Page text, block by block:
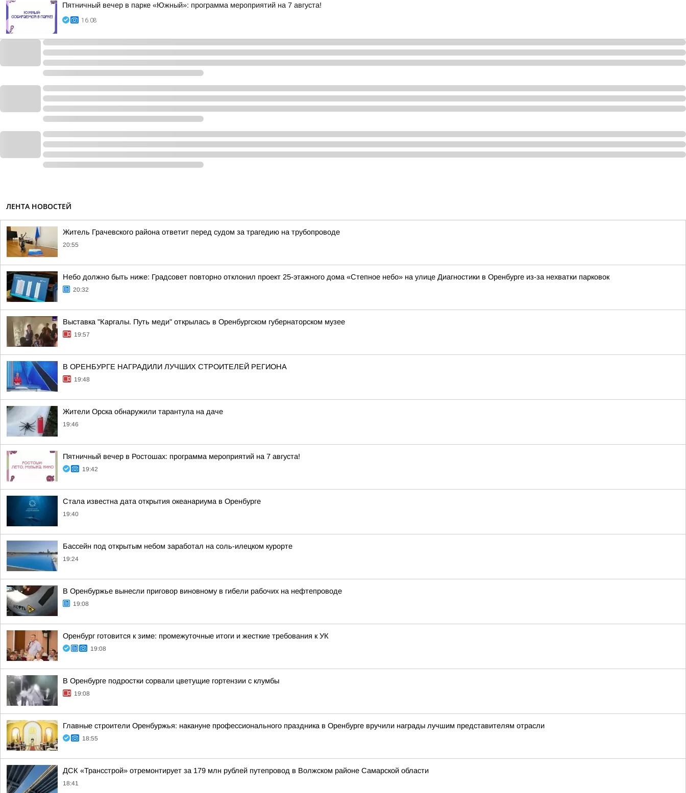
Пятничный вечер в парке «Южный»: программа мероприятий на 7 августа!
16:08
ЛЕНТА НОВОСТЕЙ
Житель Грачевского района ответит перед судом за трагедию на трубопроводе
20:55
Небо должно быть ниже: Градсовет повторно отклонил проект 25-этажного дома «Степное небо» на улице Диагностики в Оренбурге из-за нехватки парковок
20:32
Выставка "Каргалы. Путь меди" открылась в Оренбургском губернаторском музее
19:57
В ОРЕНБУРГЕ НАГРАДИЛИ ЛУЧШИХ СТРОИТЕЛЕЙ РЕГИОНА
19:48
Жители Орска обнаружили тарантула на даче
19:46
Пятничный вечер в Ростошах: программа мероприятий на 7 августа!
19:42
Стала известна дата открытия океанариума в Оренбурге
19:40
Бассейн под открытым небом заработал на соль-илецком курорте
19:24
В Оренбуржье вынесли приговор виновному в гибели рабочих на нефтепроводе
19:08
Оренбург готовится к зиме: промежуточные итоги и жесткие требования к УК
19:08
В Оренбурге подростки сорвали цветущие гортензии с клумбы
19:08
Главные строители Оренбуржья: накануне профессионального праздника в Оренбурге вручили награды лучшим представителям отрасли
18:55
ДСК «Трансстрой» отремонтирует за 179 млн рублей путепровод в Волжском районе Самарской области
18:41